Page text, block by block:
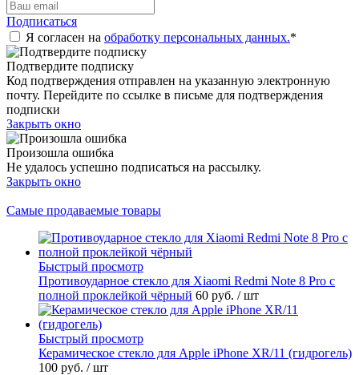
Подписаться
Я согласен на обработку персональных данных.*
Подтвердите подписку
Код подтверждения отправлен на указанную электронную
почту. Перейдите по ссылке в письме для подтверждения
подписки
Закрыть окно
Произошла ошибка
Не удалось успешно подписаться на рассылку.
Закрыть окно
Самые продаваемые товары
Быстрый просмотр
Противоударное стекло для Xiaomi Redmi Note 8 Pro с
полной проклейкой чёрный 60 руб. / шт
Быстрый просмотр
Керамическое стекло для Apple iPhone XR/11 (гидрогель)
100 руб. / шт